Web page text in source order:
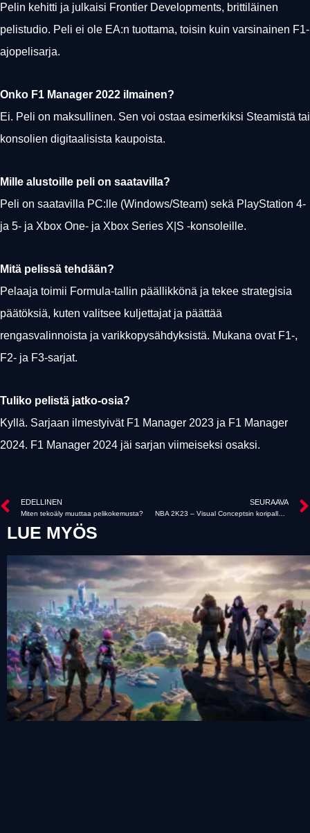
Pelin kehitti ja julkaisi Frontier Developments, brittiläinen
pelistudio. Peli ei ole EA:n tuottama, toisin kuin varsinainen F1-
ajopelisarja.
Onko F1 Manager 2022 ilmainen?
Ei. Peli on maksullinen. Sen voi ostaa esimerkiksi Steamistä tai
konsolien digitaalisista kaupoista.
Mille alustoille peli on saatavilla?
Peli on saatavilla PC:lle (Windows/Steam) sekä PlayStation 4-
ja 5- ja Xbox One- ja Xbox Series X|S -konsoleille.
Mitä pelissä tehdään?
Pelaaja toimii Formula-tallin päällikkönä ja tekee strategisia
päätöksiä, kuten valitsee kuljettajat ja päättää
rengasvalinnoista ja varikkopysähdyksistä. Mukana ovat F1-,
F2- ja F3-sarjat.
Tuliko pelistä jatko-osia?
Kyllä. Sarjaan ilmestyivät F1 Manager 2023 ja F1 Manager
2024. F1 Manager 2024 jäi sarjan viimeiseksi osaksi.
EDELLINEN
Miten tekoäly muuttaa pelikokemusta?
SEURAAVA
NBA 2K23 – Visual Conceptsin koripallosimulaatio
LUE MYÖS